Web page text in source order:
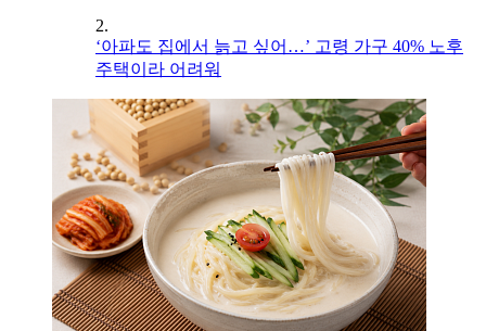
2.
‘아파도 집에서 늙고 싶어…’ 고령 가구 40% 노후
주택이라 어려워